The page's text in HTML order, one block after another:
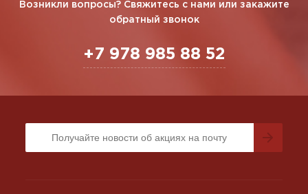
Возникли вопросы? Свяжитесь с нами или закажите
обратный звонок
+7 978 985 88 52